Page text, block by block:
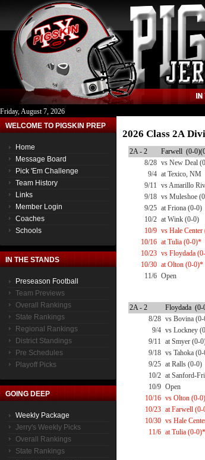
Friday, August 7, 2026
WELCOME TO PIGSKIN PREP
Home
Message Board
Pick 'Em Challenge
Team History
Links
Member Login
Coaches
Schools
IN THE STANDS
Preseason Football
Team Previews
Overall Rankings
State Rankings
Regional Rankings
District Standings
Pre Schedules
Playoff Picks
GOING DEEP
Weekly Package
Jerry's Weekly Picks
Overall Rankings
State Rankings
2026 Class 2A
2A - 2 Farwell (0-
8/28 vs New Deal
9/4 at Texico, NM
9/11 vs Amarillo
9/18 vs Muleshoe
9/25 at Friona (0-0)
10/2 at Wink (0-0)
10/9 vs Hale
10/16 at Tulia (0-0)*
10/23 vs Floydada
10/30 at Olton (0-0)*
11/6 Open
2A - 2 Floydada (0-
8/28 vs Bovina
9/4 vs Lockney
9/11 at Smyer (0-
9/18 vs Tahoka
9/25 at Ralls (0-0)
10/2 at Sanford-
10/9 Open
10/16 vs Olton (0-
10/23 at Farwell
10/30 vs Hale
11/6 at Tulia (0-0)*